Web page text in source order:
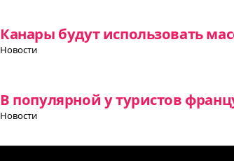
Канары будут использовать
Новости
В популярной у туристов
Новости